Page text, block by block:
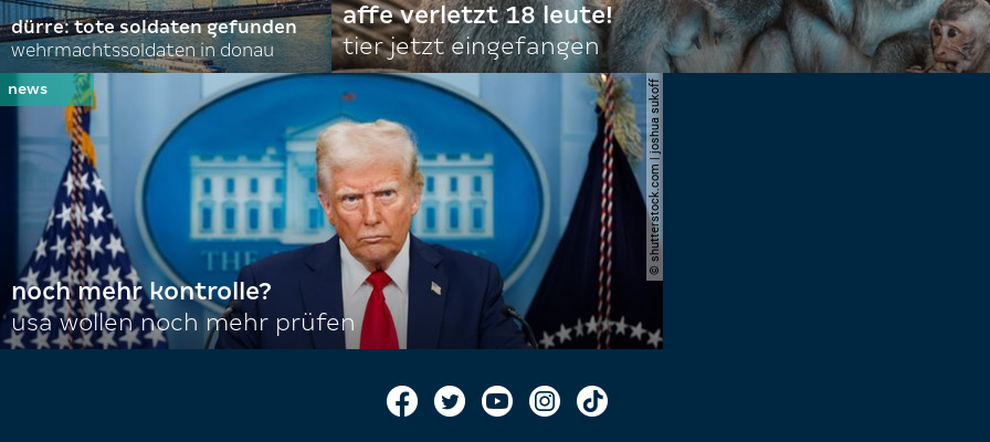
dürre: tote soldaten gefunden
wehrmachtssoldaten in donau
affe verletzt 18 leute!
tier jetzt eingefangen
© shutterstock.com | joshua sukoff
noch mehr kontrolle?
usa wollen noch mehr prüfen